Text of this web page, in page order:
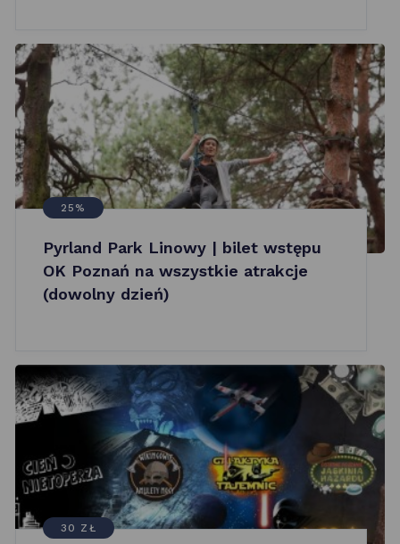
25%
Pyrland Park Linowy | bilet wstępu
OK Poznań na wszystkie atrakcje
(dowolny dzień)
30 ZŁ